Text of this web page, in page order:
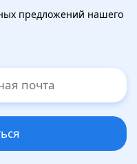
предложений нашего